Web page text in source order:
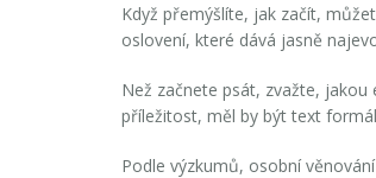
Když přemýšlíte, jak začít,
oslovení, které dává jasně
Než začnete psát, zvažte,
příležitost, měl by být text
Podle výzkumů, osobní